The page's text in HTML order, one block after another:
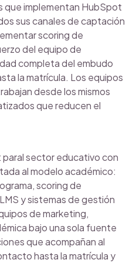
que implementan HubSpot
sus canales de captación
scoring de
del equipo de
completa del embudo
la matrícula. Los equipos
desde los mismos
que reducen el
sector educativo con
al modelo académico:
scoring de
y sistemas de gestión
de marketing,
bajo una sola fuente
que acompañan al
hasta la matrícula y